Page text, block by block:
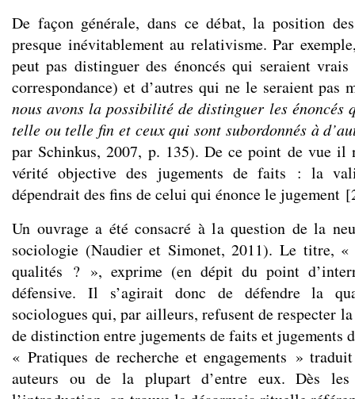
De façon générale, dans ce débat, la position
presque inévitablement au relativisme. Par
peut pas distinguer des énoncés qui seraient
correspondance) et d’autres qui ne le seraient pas
nous avons la possibilité de distinguer les énoncés
telle ou telle fin et ceux qui sont subordonnés à
par Schinkus, 2007, p. 135). De ce point de vue il
vérité objective des jugements de faits : la
dépendrait des fins de celui qui énonce le jugement [
Un ouvrage a été consacré à la question de la
sociologie (Naudier et Simonet, 2011). Le titre, «
qualités ? », exprime (en dépit du point
défensive. Il s’agirait donc de défendre la
sociologues qui, par ailleurs, refusent de respecter
de distinction entre jugements de faits et jugements
« Pratiques de recherche et engagements »
auteurs ou de la plupart d’entre eux. Dès les